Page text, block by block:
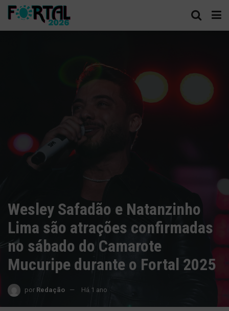
Wesley Safadão e Natanzinho
Lima são atrações confirmadas
no sábado do Camarote
Mucuripe durante o Fortal 2025
por Redação Há 1 ano